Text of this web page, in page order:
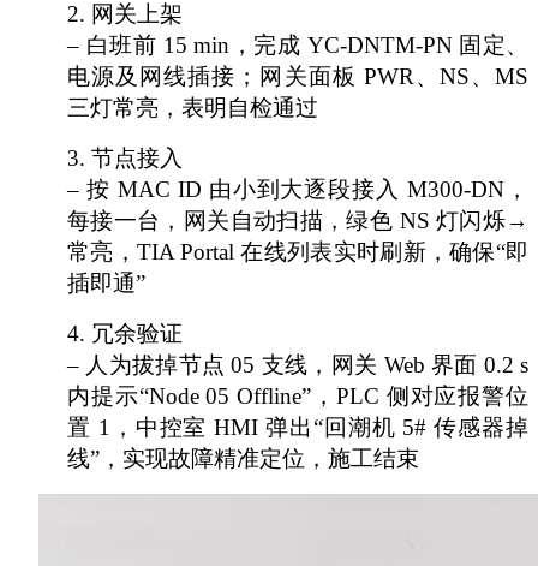
2. 网关上架
– 白班前 15 min，完成 YC-DNTM-PN 固定、
电源及网线插接；网关面板 PWR、NS、MS
三灯常亮，表明自检通过
3. 节点接入
– 按 MAC ID 由小到大逐段接入 M300-DN，
每接一台，网关自动扫描，绿色 NS 灯闪烁→
常亮，TIA Portal 在线列表实时刷新，确保“即
插即通”
4. 冗余验证
– 人为拔掉节点 05 支线，网关 Web 界面 0.2 s
内提示“Node 05 Offline”，PLC 侧对应报警位
置 1，中控室 HMI 弹出“回潮机 5# 传感器掉
线”，实现故障精准定位，施工结束